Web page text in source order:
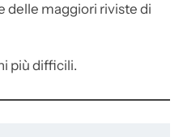
delle maggiori riviste di
più difficili.